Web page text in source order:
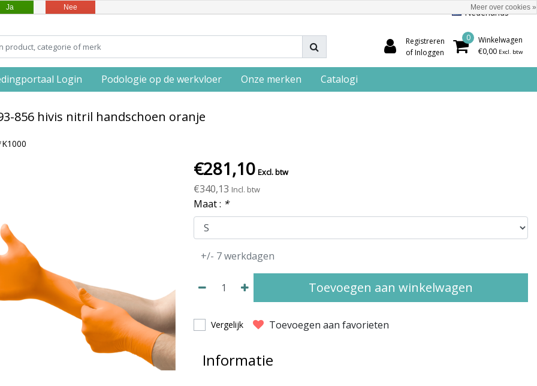
Nederlands
Registreren
of Inloggen
0
Winkelwagen
€0,00 Excl. btw
Login Podologie op de werkvloer Onze merken Catalogi
856 hivis nitril handschoen oranje
€281,10 Excl. btw
€340,13 Incl. btw
Maat : *
+/- 7 werkdagen
Toevoegen aan winkelwagen
Vergelijk Toevoegen aan favorieten
Informatie
Ja Nee Meer over cookies »